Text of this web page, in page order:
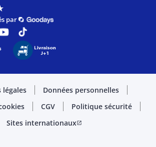
par
légales
Données personnelles
CGV
Politique sécurité
Sites internationauxopen_in_new